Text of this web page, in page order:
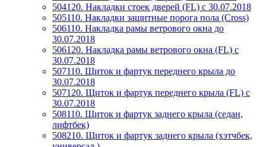
504120. Накладки стоек дверей (FL) с 30.07.2018
505110. Накладки защитные порога пола (Cross)
506110. Накладка рамы ветрового окна до
30.07.2018
506120. Накладка рамы ветрового окна (FL) с
30.07.2018
507110. Щиток и фартук переднего крыла до
30.07.2018
507120. Щиток и фартук переднего крыла (FL) с
30.07.2018
508110. Щиток и фартук заднего крыла (седан,
лифтбек)
508210. Щиток и фартук заднего крыла (хэтчбек,